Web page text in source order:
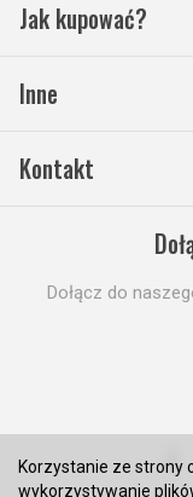
Jak kupować?
Inne
Kontakt
Dołącz do
Korzystanie ze strony
wykorzystywanie